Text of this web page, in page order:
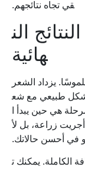
قي تجاه نتائجهم.
النتائج الن
هائية
يزداد الشعر
بشكل طبيعي مع شع
هي حين يبدأ ا
زراعة، بل لأ
في أحسن حالاتك.
الكاملة. يمكنك ت